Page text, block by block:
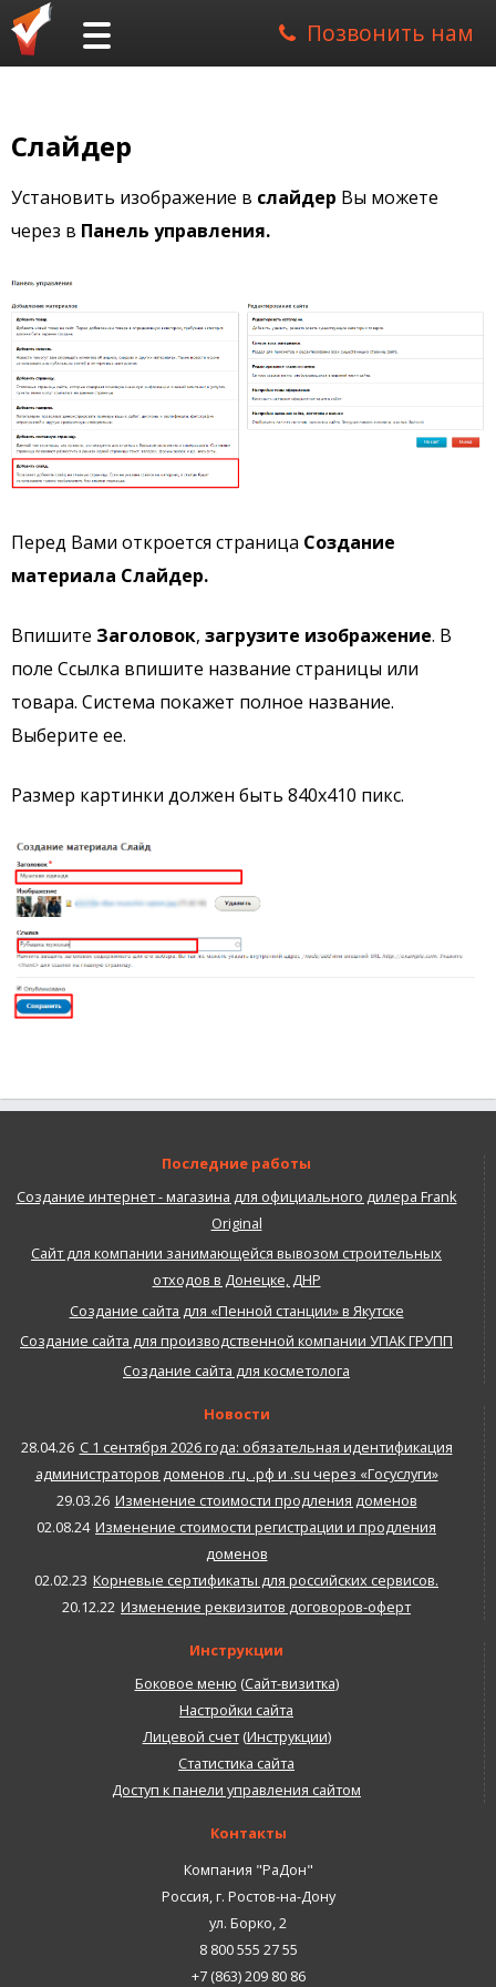
Позвонить нам
Слайдер
Установить изображение в слайдер Вы можете
через в Панель управления.
Перед Вами откроется страница Создание
материала Слайдер.
Впишите Заголовок, загрузите изображение. В
поле Ссылка впишите название страницы или
товара. Система покажет полное название.
Выберите ее.
Размер картинки должен быть 840х410 пикс.
Последние работы
Создание интернет - магазина для официального дилера Frank
Original
Сайт для компании занимающейся вывозом строительных
отходов в Донецке, ДНР
Создание сайта для «Пенной станции» в Якутске
Создание сайта для производственной компании УПАК ГРУПП
Создание сайта для косметолога
Новости
28.04.26 С 1 сентября 2026 года: обязательная идентификация
администраторов доменов .ru, .рф и .su через «Госуслуги»
29.03.26 Изменение стоимости продления доменов
02.08.24 Изменение стоимости регистрации и продления
доменов
02.02.23 Корневые сертификаты для российских сервисов.
20.12.22 Изменение реквизитов договоров-оферт
Инструкции
Боковое меню (Сайт-визитка)
Настройки сайта
Лицевой счет(Инструкции)
Статистика сайта
Доступ к панели управления сайтом
Контакты
Компания "РаДон"
Россия,г. Ростов-на-Дону
ул. Борко, 2
8 800 555 27 55
+7 (863) 209 80 86